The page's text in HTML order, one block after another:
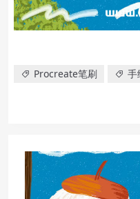
Procreate笔刷 手